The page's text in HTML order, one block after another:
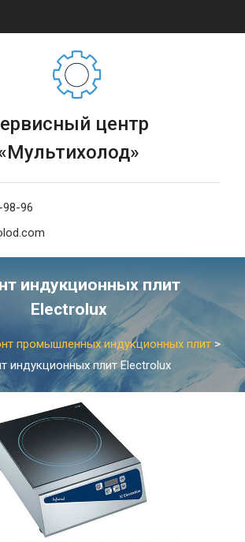
центр
96
индукционных плит
Electrolux
промышленных индукционных плит>
индукционных плит Electrolux